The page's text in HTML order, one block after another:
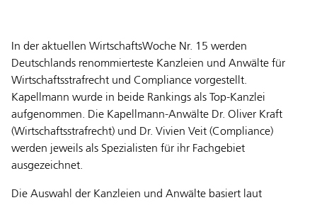
In der aktuellen WirtschaftsWoche Nr. 15 werden
Deutschlands renommierteste Kanzleien und Anwälte für
Wirtschaftsstrafrecht und Compliance vorgestellt.
Kapellmann wurde in beide Rankings als Top-Kanzlei
aufgenommen. Die Kapellmann-Anwälte Dr. Oliver Kraft
(Wirtschaftsstrafrecht) und Dr. Vivien Veit (Compliance)
werden jeweils als Spezialisten für ihr Fachgebiet
ausgezeichnet.
Die Auswahl der Kanzleien und Anwälte basiert laut